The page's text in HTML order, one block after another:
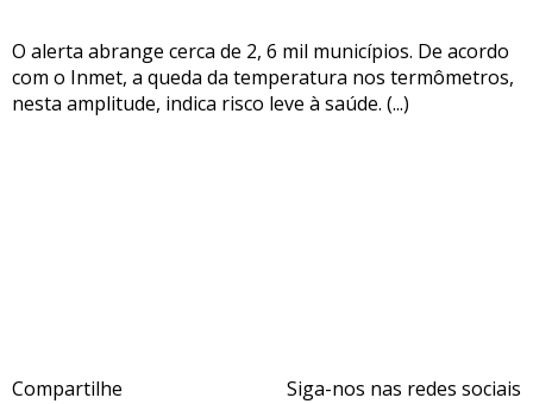
O alerta abrange cerca de 2, 6 mil municípios. De acordo
com o Inmet, a queda da temperatura nos termômetros,
nesta amplitude, indica risco leve à saúde. (...)
Compartilhe Siga-nos nas redes sociais